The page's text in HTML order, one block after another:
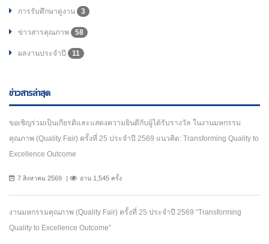
การรับศึกษาดูงาน 3
ข่าวสารคุณภาพ 58
ผลงานประจำปี 11
ข่าวสารล่าสุด
ขอเชิญร่วมเป็นเกียรติและแสดงความยินดีกับผู้ได้รับรางวัล ในงานมหกรรม
คุณภาพ (Quality Fair) ครั้งที่ 25 ประจำปี 2569 แนวคิด: Transforming Quality to
Excellence Outcome
7 สิงหาคม 2569 อ่าน 1,545 ครั้ง
งานมหกรรมคุณภาพ (Quality Fair) ครั้งที่ 25 ประจำปี 2569 “Transforming
Quality to Excellence Outcome”